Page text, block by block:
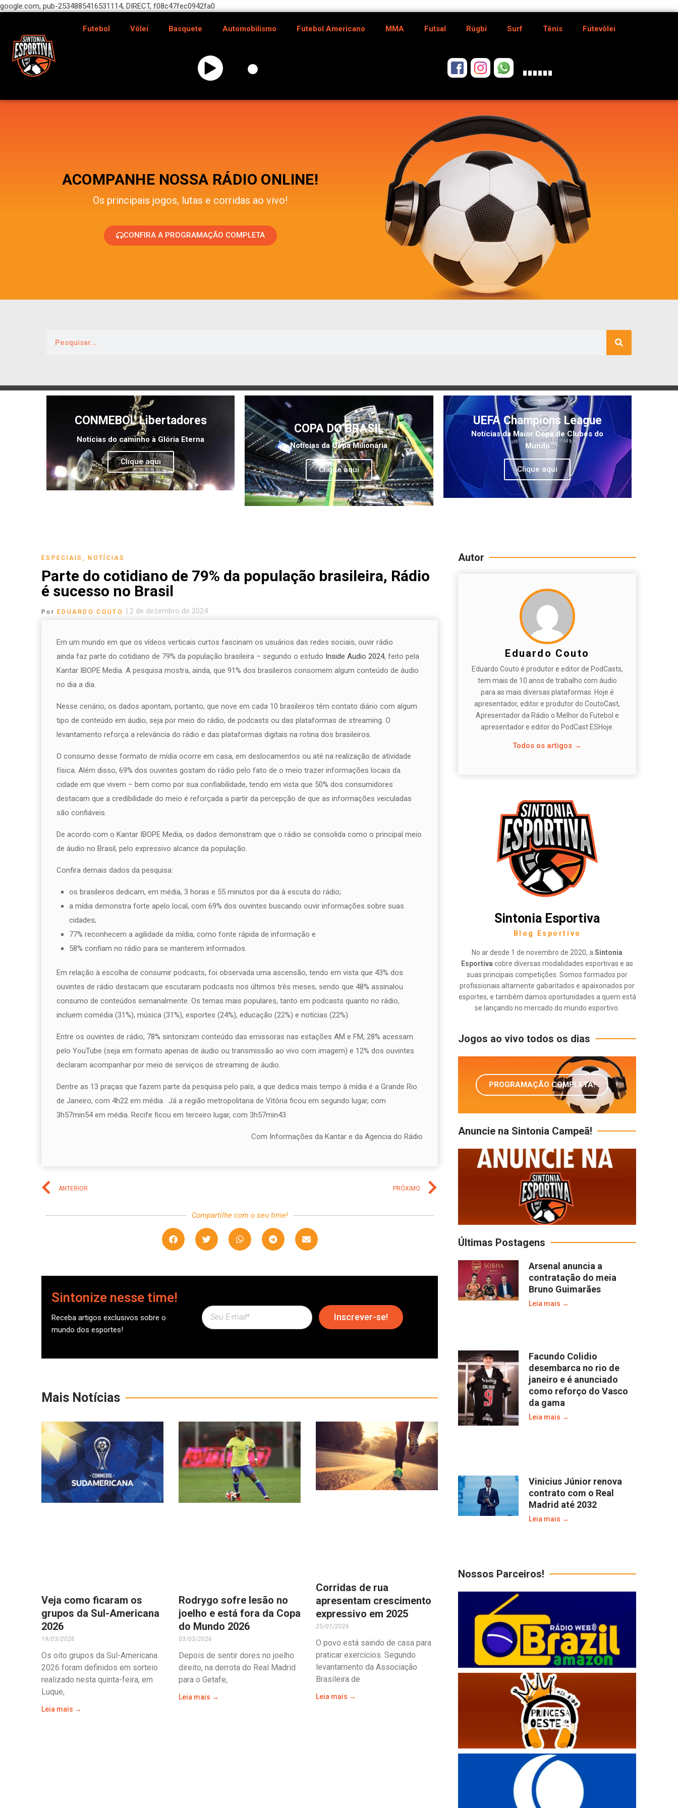
google.com, pub-2534885416531114, DIRECT, f08c47fec0942fa0
Futebol Vôlei Basquete Automobilismo Futebol Americano MMA Futsal Rúgbi Surf Tênis Futevôlei
ACOMPANHE NOSSA RÁDIO ONLINE!
Os principais jogos, lutas e corridas ao vivo!
CONFIRA A PROGRAMAÇÃO COMPLETA
CONMEBOL Libertadores
Notícias do caminho à Glória Eterna
Clique aqui
COPA DO BRASIL
Notícias da Copa Milionária
Clique aqui
UEFA Champions League
Notícias da Maior Copa de Clubes do
Mundo
Clique aqui
ESPECIAIS , NOTÍCIAS
Parte do cotidiano de 79% da população brasileira, Rádio
é sucesso no Brasil
Por EDUARDO COUTO | 2 de dezembro de 2024
Em um mundo em que os vídeos verticais curtos fascinam os usuários das redes sociais, ouvir rádio
ainda faz parte do cotidiano de 79% da população brasileira – segundo o estudo Inside Audio 2024, feito pela
Kantar IBOPE Media. A pesquisa mostra, ainda, que 91% dos brasileiros consomem algum conteúdo de áudio
no dia a dia.
Nesse cenário, os dados apontam, portanto, que nove em cada 10 brasileiros têm contato diário com algum
tipo de conteúdo em áudio, seja por meio do rádio, de podcasts ou das plataformas de streaming. O
levantamento reforça a relevância do rádio e das plataformas digitais na rotina dos brasileiros.
O consumo desse formato de mídia ocorre em casa, em deslocamentos ou até na realização de atividade
física. Além disso, 69% dos ouvintes gostam do rádio pelo fato de o meio trazer informações locais da
cidade em que vivem – bem como por sua confiabilidade, tendo em vista que 50% dos consumidores
destacam que a credibilidade do meio é reforçada a partir da percepção de que as informações veiculadas
são confiáveis.
De acordo com o Kantar IBOPE Media, os dados demonstram que o rádio se consolida como o principal meio
de áudio no Brasil, pelo expressivo alcance da população.
Confira demais dados da pesquisa:
os brasileiros dedicam, em média, 3 horas e 55 minutos por dia à escuta do rádio;
a mídia demonstra forte apelo local, com 69% dos ouvintes buscando ouvir informações sobre suas
cidades;
77% reconhecem a agilidade da mídia, como fonte rápida de informação e
58% confiam no rádio para se manterem informados.
Em relação à escolha de consumir podcasts, foi observada uma ascensão, tendo em vista que 43% dos
ouvintes de rádio destacam que escutaram podcasts nos últimos três meses, sendo que 48% assinalou
consumo de conteúdos semanalmente. Os temas mais populares, tanto em podcasts quanto no rádio,
incluem comédia (31%), música (31%), esportes (24%), educação (22%) e notícias (22%).
Entre os ouvintes de rádio, 78% sintonizam conteúdo das emissoras nas estações AM e FM, 28% acessam
pelo YouTube (seja em formato apenas de áudio ou transmissão ao vivo com imagem) e 12% dos ouvintes
declaram acompanhar por meio de serviços de streaming de áudio.
Dentre as 13 praças que fazem parte da pesquisa pelo país, a que dedica mais tempo à mídia é a Grande Rio
de Janeiro, com 4h22 em média. Já a região metropolitana de Vitória ficou em segundo lugar, com
3h57min54 em média. Recife ficou em terceiro lugar, com 3h57min43.
Com Informações da Kantar e da Agencia do Rádio
ANTERIOR PRÓXIMO
Compartilhe com o seu time!
Sintonize nesse time!
Receba artigos exclusivos sobre o
mundo dos esportes!
Inscrever-se!
Mais Notícias
Veja como ficaram os
grupos da Sul-Americana
2026
19/03/2026
Os oito grupos da Sul-Americana
2026 foram definidos em sorteio
realizado nesta quinta-feira, em
Luque,
Leia mais →
Rodrygo sofre lesão no
joelho e está fora da Copa
do Mundo 2026
03/03/2026
Depois de sentir dores no joelho
direito, na derrota do Real Madrid
para o Getafe,
Leia mais →
Corridas de rua
apresentam crescimento
expressivo em 2025
25/01/2026
O povo está saindo de casa para
praticar exercícios. Segundo
levantamento da Associação
Brasileira de
Leia mais →
Autor
Eduardo Couto
Eduardo Couto é produtor e editor de PodCasts,
tem mais de 10 anos de trabalho com áudio
para as mais diversas plataformas. Hoje é
apresentador, editor e produtor do CoutoCast,
Apresentador da Rádio o Melhor do Futebol e
apresentador e editor do PodCast ESHoje.
Todos os artigos →
Sintonia Esportiva
Blog Esportivo
No ar desde 1 de novembro de 2020, aSintonia
Esportiva cobre diversas modalidades esportivas e as
suas principais competições. Somos formados por
profissionais altamente gabaritados e apaixonados por
esportes, e também damos oportunidades a quem está
se lançando no mercado do mundo esportivo.
Jogos ao vivo todos os dias
PROGRAMAÇÃO COMPLETA!
Anuncie na Sintonia Campeã!
Últimas Postagens
Arsenal anuncia a
contratação do meia
Bruno Guimarães
Leia mais →
Facundo Colidio
desembarca no rio de
janeiro e é anunciado
como reforço do Vasco
da gama
Leia mais →
Vinicius Júnior renova
contrato com o Real
Madrid até 2032
Leia mais →
Nossos Parceiros!